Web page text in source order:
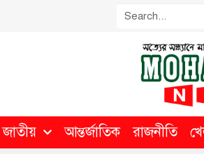
জাতীয় আন্তর্জাতিক রাজনীতি